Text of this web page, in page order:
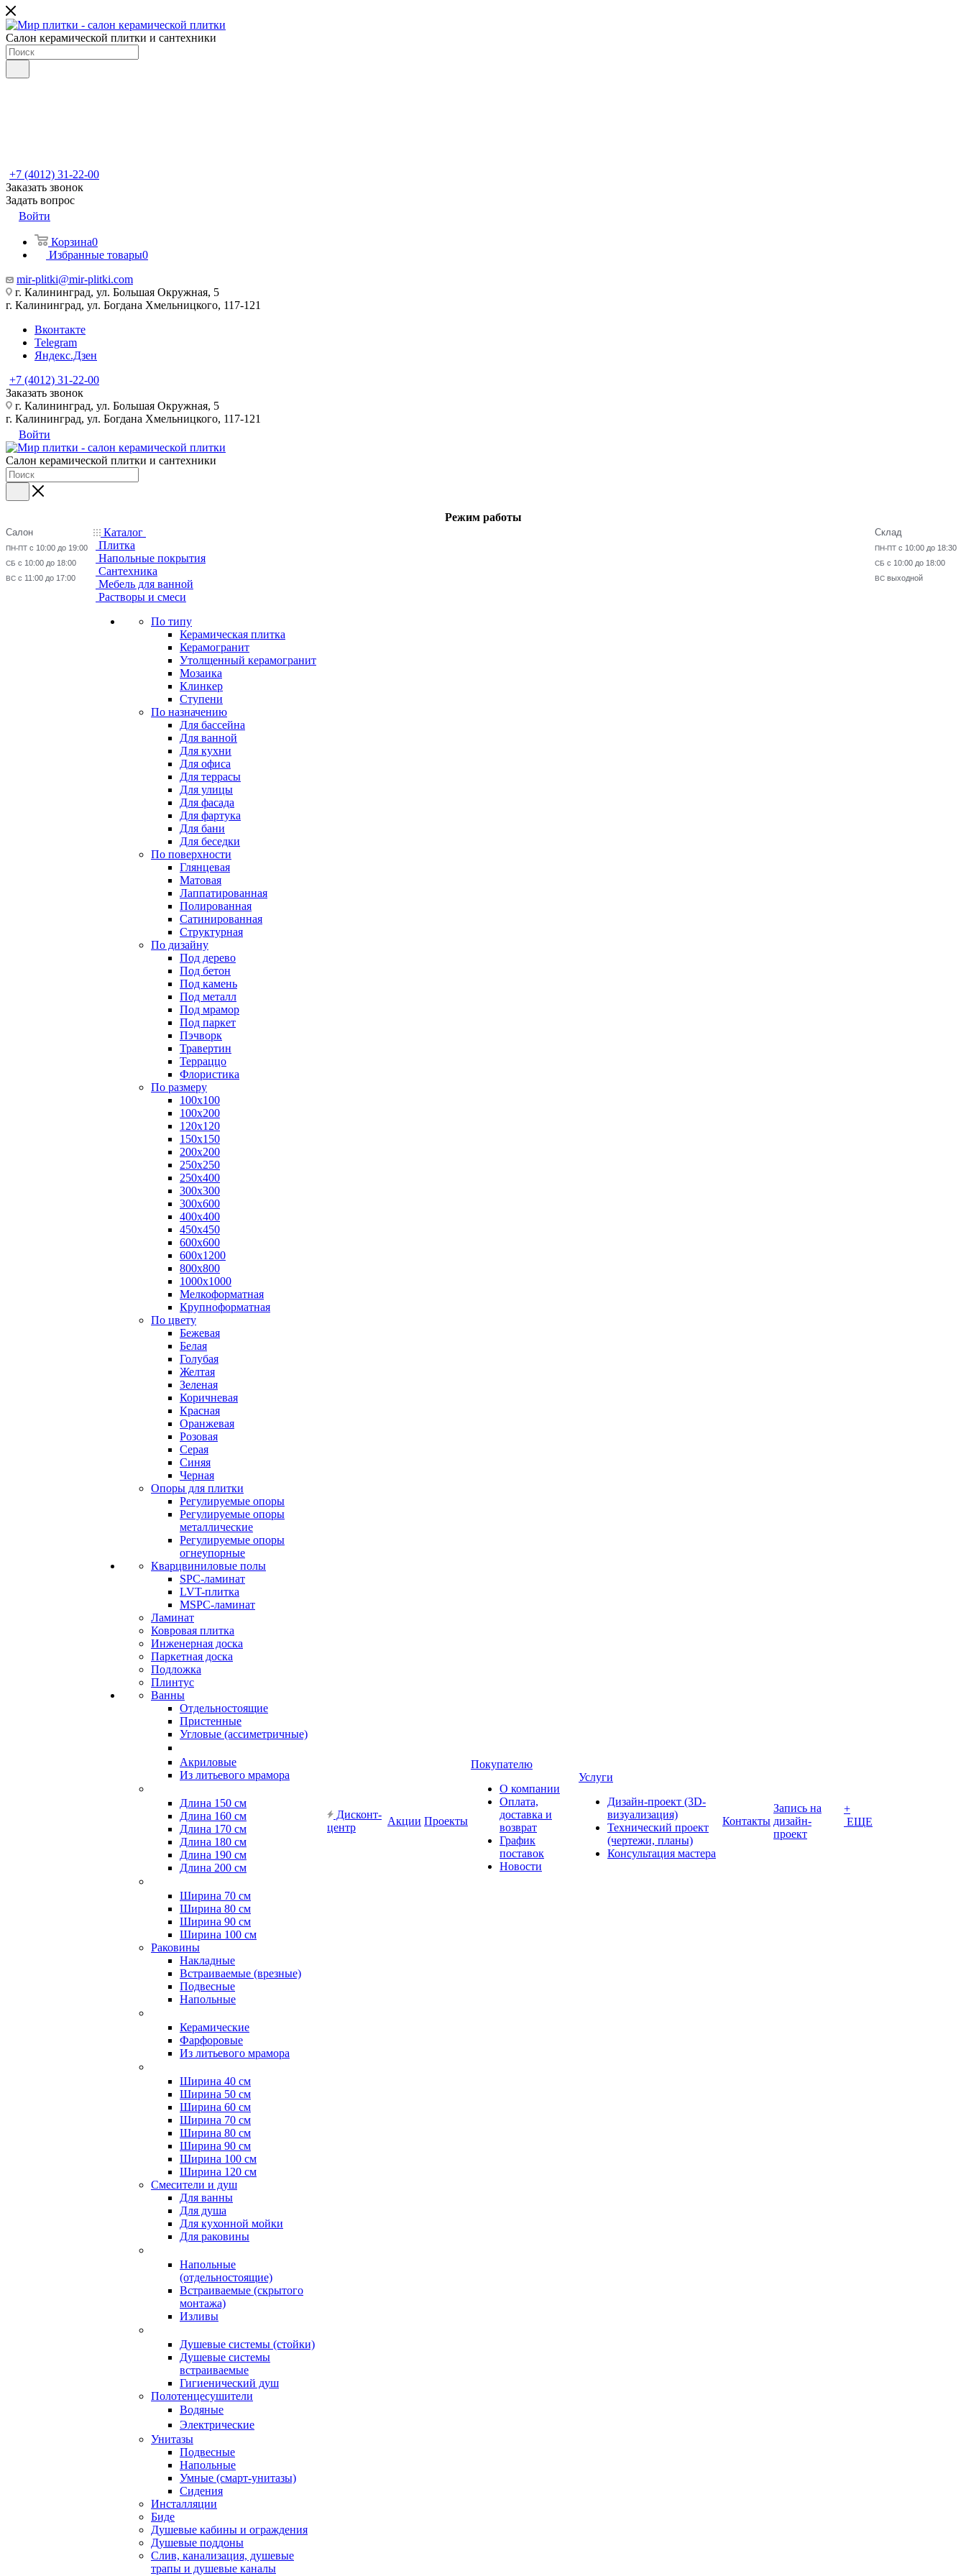
Салон керамической плитки и сантехники
+7 (4012) 31-22-00
Заказать звонок
Задать вопрос
Войти
Корзина0
Избранные товары0
mir-plitki@mir-plitki.com
г. Калининград, ул. Большая Окружная, 5
г. Калининград, ул. Богдана Хмельницкого, 117-121
Вконтакте
Telegram
Яндекс.Дзен
+7 (4012) 31-22-00
Заказать звонок
г. Калининград, ул. Большая Окружная, 5
г. Калининград, ул. Богдана Хмельницкого, 117-121
Войти
Салон керамической плитки и сантехники
Режим работы
Салон
ПН-ПТ с 10:00 до 19:00
СБ с 10:00 до 18:00
ВС с 11:00 до 17:00
Склад
ПН-ПТ с 10:00 до 18:30
СБ с 10:00 до 18:00
ВС выходной
Каталог
Плитка
Напольные покрытия
Сантехника
Мебель для ванной
Растворы и смеси
По типу
Керамическая плитка
Керамогранит
Утолщенный керамогранит
Мозаика
Клинкер
Ступени
По назначению
Для бассейна
Для ванной
Для кухни
Для офиса
Для террасы
Для улицы
Для фасада
Для фартука
Для бани
Для беседки
По поверхности
Глянцевая
Матовая
Лаппатированная
Полированная
Сатинированная
Структурная
По дизайну
Под дерево
Под бетон
Под камень
Под металл
Под мрамор
Под паркет
Пэчворк
Травертин
Терраццо
Флористика
По размеру
100х100
100х200
120х120
150х150
200х200
250х250
250х400
300х300
300х600
400х400
450х450
600х600
600х1200
800х800
1000х1000
Мелкоформатная
Крупноформатная
По цвету
Бежевая
Белая
Голубая
Желтая
Зеленая
Коричневая
Красная
Оранжевая
Розовая
Серая
Синяя
Черная
Опоры для плитки
Регулируемые опоры
Регулируемые опоры
металлические
Регулируемые опоры
огнеупорные
Кварцвиниловые полы
SPC-ламинат
LVT-плитка
MSPC-ламинат
Ламинат
Ковровая плитка
Инженерная доска
Паркетная доска
Подложка
Плинтус
Ванны
Отдельностоящие
Пристенные
Угловые (ассиметричные)
Акриловые
Из литьевого мрамора
Длина 150 см
Длина 160 см
Длина 170 см
Длина 180 см
Длина 190 см
Длина 200 см
Ширина 70 см
Ширина 80 см
Ширина 90 см
Ширина 100 см
Раковины
Накладные
Встраиваемые (врезные)
Подвесные
Напольные
Керамические
Фарфоровые
Из литьевого мрамора
Ширина 40 см
Ширина 50 см
Ширина 60 см
Ширина 70 см
Ширина 80 см
Ширина 90 см
Ширина 100 см
Ширина 120 см
Смесители и душ
Для ванны
Для душа
Для кухонной мойки
Для раковины
Напольные
(отдельностоящие)
Встраиваемые (скрытого
монтажа)
Изливы
Душевые системы (стойки)
Душевые системы
встраиваемые
Гигиенический душ
Полотенцесушители
ㅤВодяные
ㅤЭлектрические
Унитазы
Подвесные
Напольные
Умные (смарт-унитазы)
Сидения
Инсталляции
Биде
Душевые кабины и ограждения
Душевые поддоны
Слив, канализация, душевые
трапы и душевые каналы
Дисконт-
центр
Акции Проекты
Покупателю
О компании
Оплата,
доставка и
возврат
График
поставок
Новости
Услуги
Дизайн-проект (3D-
визуализация)
Технический проект
(чертежи, планы)
Консультация мастера
Контакты
Запись на
дизайн-
проект
+
ЕЩЕ